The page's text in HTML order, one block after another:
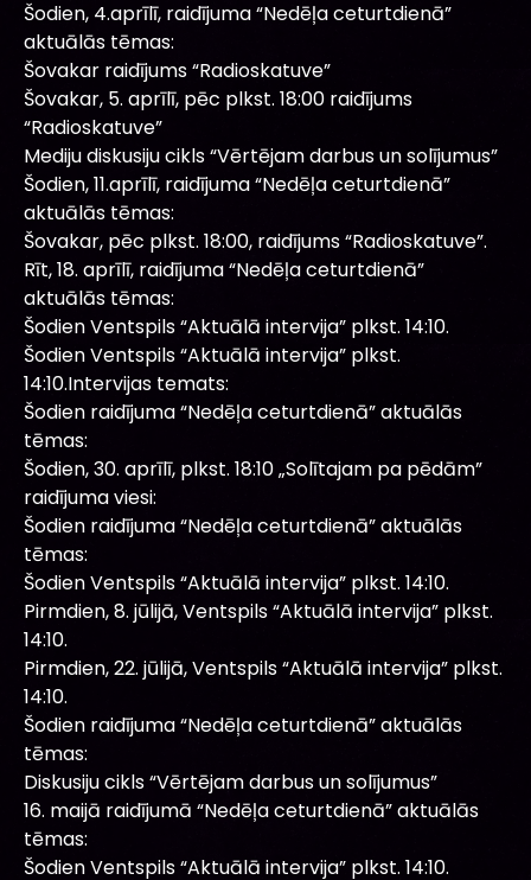
Šodien, 4.aprīlī, raidījuma “Nedēļa ceturtdienā”
aktuālās tēmas:
Šovakar raidījums “Radioskatuve”
Šovakar, 5. aprīlī, pēc plkst. 18:00 raidījums
“Radioskatuve”
Mediju diskusiju cikls “Vērtējam darbus un solījumus”
Šodien, 11.aprīlī, raidījuma “Nedēļa ceturtdienā”
aktuālās tēmas:
Šovakar, pēc plkst. 18:00, raidījums “Radioskatuve”.
Rīt, 18. aprīlī, raidījuma “Nedēļa ceturtdienā”
aktuālās tēmas:
Šodien Ventspils “Aktuālā intervija” plkst. 14:10.
Šodien Ventspils “Aktuālā intervija” plkst.
14:10.Intervijas temats:
Šodien raidījuma “Nedēļa ceturtdienā” aktuālās
tēmas:
Šodien, 30. aprīlī, plkst. 18:10 „Solītajam pa pēdām”
raidījuma viesi:
Šodien raidījuma “Nedēļa ceturtdienā” aktuālās
tēmas:
Šodien Ventspils “Aktuālā intervija” plkst. 14:10.
Pirmdien, 8. jūlijā, Ventspils “Aktuālā intervija” plkst.
14:10.
Pirmdien, 22. jūlijā, Ventspils “Aktuālā intervija” plkst.
14:10.
Šodien raidījuma “Nedēļa ceturtdienā” aktuālās
tēmas:
Diskusiju cikls “Vērtējam darbus un solījumus”
16. maijā raidījumā “Nedēļa ceturtdienā” aktuālās
tēmas:
Šodien Ventspils “Aktuālā intervija” plkst. 14:10.